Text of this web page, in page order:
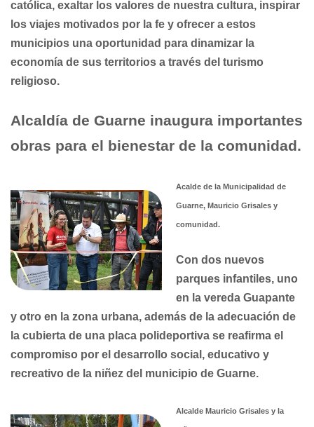
católica, exaltar los valores de nuestra cultura, inspirar
los viajes motivados por la fe y ofrecer a estos
municipios una oportunidad para dinamizar la
economía de sus territorios a través del turismo
religioso.
Alcaldía de Guarne inaugura importantes
obras para el bienestar de la comunidad.
Acalde de la Municipalidad de
Guarne, Mauricio Grisales y
comunidad.
Con dos nuevos
parques infantiles, uno
en la vereda Guapante
y otro en la zona urbana, además de la adecuación de
la cubierta de una placa polideportiva se reafirma el
compromiso por el desarrollo social, educativo y
recreativo de la niñez del municipio de Guarne.
Alcalde Mauricio Grisales y la